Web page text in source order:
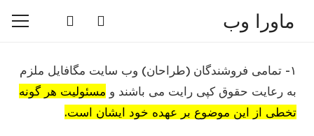
ماورا وب
۱- تمامی فروشندگان (طراحان) وب سایت مگافایل ملزم
به رعایت حقوق کپی رایت می باشند و مسئولیت هر گونه
تخطی از این موضوع بر عهده خود ایشان است.